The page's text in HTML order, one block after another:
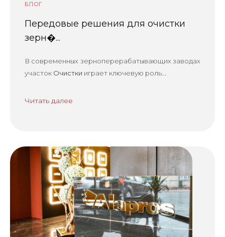
БЛОГ
Передовые решения для очистки
зерн�...
В современных зерноперерабатывающих заводах
участок Очистки играет ключевую роль...
Читать далее